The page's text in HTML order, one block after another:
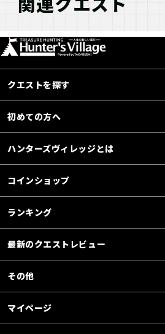
クエストを探す
初めての方へ
ハンターズヴィレッジとは
コインショップ
ランキング
最新のクエストレビュー
その他
マイページ